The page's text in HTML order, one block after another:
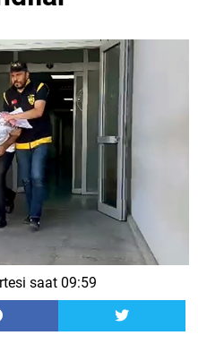
saat 09:59